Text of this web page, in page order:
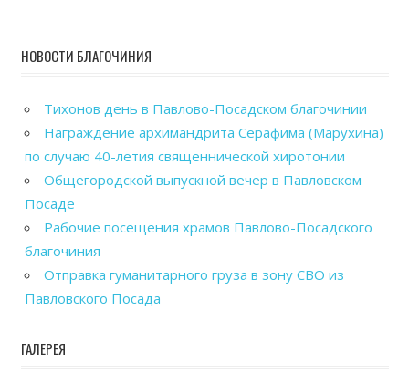
НОВОСТИ БЛАГОЧИНИЯ
Тихонов день в Павлово-Посадском благочинии
Награждение архимандрита Серафима (Марухина)
по случаю 40-летия священнической хиротонии
Общегородской выпускной вечер в Павловском
Посаде
Рабочие посещения храмов Павлово-Посадского
благочиния
Отправка гуманитарного груза в зону СВО из
Павловского Посада
ГАЛЕРЕЯ